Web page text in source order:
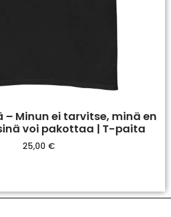
– Minun ei tarvitse, minä en
voi pakottaa | T-paita
25,00 €